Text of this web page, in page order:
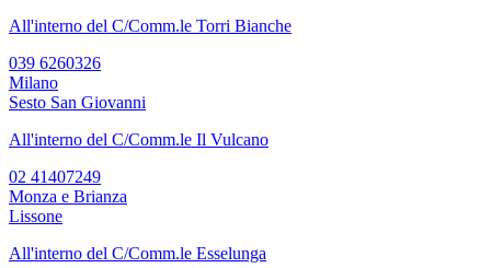
All'interno del C/Comm.le Torri Bianche
039 6260326
Milano
Sesto San Giovanni
All'interno del C/Comm.le Il Vulcano
02 41407249
Monza e Brianza
Lissone
All'interno del C/Comm.le Esselunga